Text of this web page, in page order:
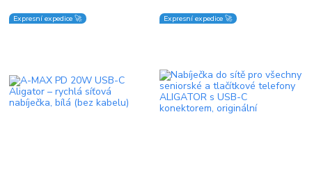
Expresní expedice 🚀 Expresní expedice 🚀